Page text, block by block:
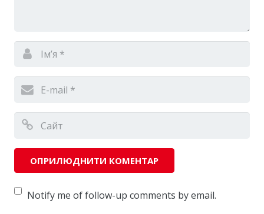
Notify me of follow-up comments by email.